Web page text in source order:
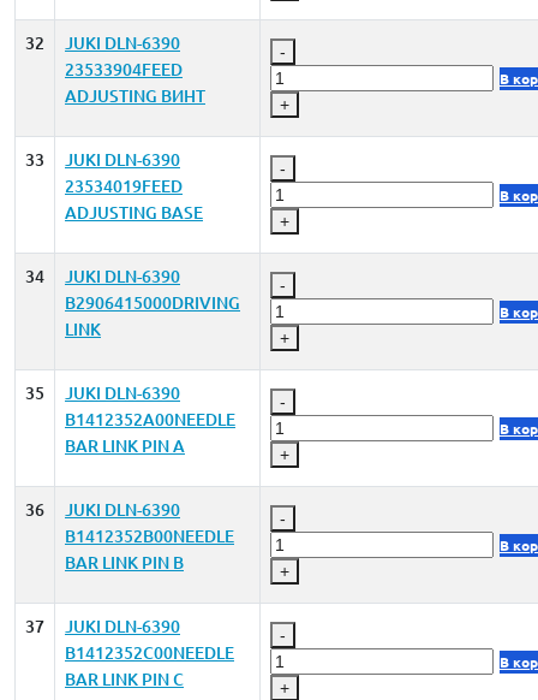
32
JUKI DLN-6390
23533904FEED
ADJUSTING ВИНТ
-
+
В
33
JUKI DLN-6390
23534019FEED
ADJUSTING BASE
-
+
В
34
JUKI DLN-6390
B2906415000DRIVING
LINK
-
+
В
35
JUKI DLN-6390
B1412352A00NEEDLE
BAR LINK PIN A
-
+
В
36
JUKI DLN-6390
B1412352B00NEEDLE
BAR LINK PIN B
-
+
В
37
JUKI DLN-6390
B1412352C00NEEDLE
BAR LINK PIN C
-
+
В